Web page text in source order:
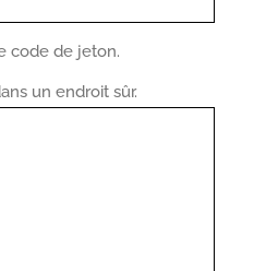
code de jeton.
un endroit sûr.